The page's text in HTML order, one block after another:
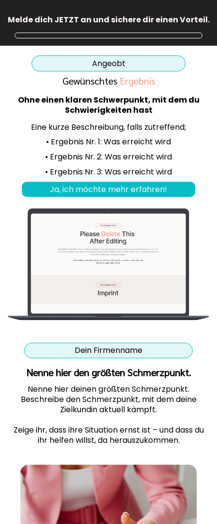
Melde dich JETZT an und sichere dir einen Vorteil.
Angeobt
Gewünschtes Ergebnis
Ohne einen klaren Schwerpunkt, mit dem du
Schwierigkeiten hast
Eine kurze Beschreibung, falls zutreffend;
• Ergebnis Nr. 1: Was erreicht wird
• Ergebnis Nr. 2: Was erreicht wird
• Ergebnis Nr. 3: Was erreicht wird
Ja, ich möchte mehr erfahren!
Dein Firmenname
Nenne hier den größten Schmerzpunkt.
Nenne hier deinen größten Schmerzpunkt.
Beschreibe den Schmerzpunkt, mit dem deine
Zielkundin aktuell kämpft.
Zeige ihr, dass ihre Situation ernst ist – und dass du
ihr helfen willst, da herauszukommen.